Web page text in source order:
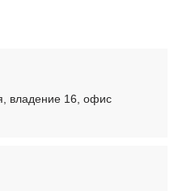
владение 16, офис